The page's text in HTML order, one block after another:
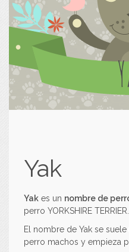
Yak
Yak es un nombre de
perro YORKSHIRE TERRIER.
El nombre de Yak se
perro machos y empieza